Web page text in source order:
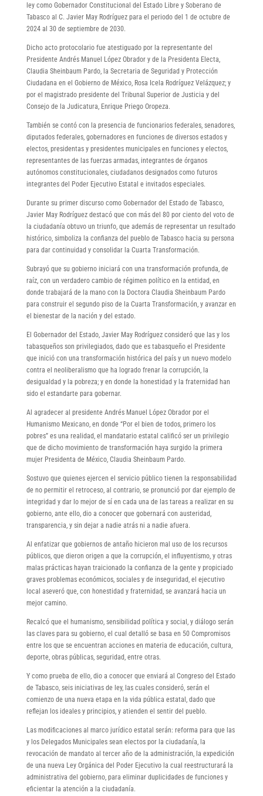
ley como Gobernador Constitucional del Estado Libre y Soberano de
Tabasco al C. Javier May Rodríguez para el periodo del 1 de octubre de
2024 al 30 de septiembre de 2030.
Dicho acto protocolario fue atestiguado por la representante del
Presidente Andrés Manuel López Obrador y de la Presidenta Electa,
Claudia Sheinbaum Pardo, la Secretaria de Seguridad y Protección
Ciudadana en el Gobierno de México, Rosa Icela Rodríguez Velázquez; y
por el magistrado presidente del Tribunal Superior de Justicia y del
Consejo de la Judicatura, Enrique Priego Oropeza.
También se contó con la presencia de funcionarios federales, senadores,
diputados federales, gobernadores en funciones de diversos estados y
electos, presidentas y presidentes municipales en funciones y electos,
representantes de las fuerzas armadas, integrantes de órganos
autónomos constitucionales, ciudadanos designados como futuros
integrantes del Poder Ejecutivo Estatal e invitados especiales.
Durante su primer discurso como Gobernador del Estado de Tabasco,
Javier May Rodríguez destacó que con más del 80 por ciento del voto de
la ciudadanía obtuvo un triunfo, que además de representar un resultado
histórico, simboliza la confianza del pueblo de Tabasco hacia su persona
para dar continuidad y consolidar la Cuarta Transformación.
Subrayó que su gobierno iniciará con una transformación profunda, de
raíz, con un verdadero cambio de régimen político en la entidad, en
donde trabajará de la mano con la Doctora Claudia Sheinbaum Pardo
para construir el segundo piso de la Cuarta Transformación, y avanzar en
el bienestar de la nación y del estado.
El Gobernador del Estado, Javier May Rodríguez consideró que las y los
tabasqueños son privilegiados, dado que es tabasqueño el Presidente
que inició con una transformación histórica del país y un nuevo modelo
contra el neoliberalismo que ha logrado frenar la corrupción, la
desigualdad y la pobreza; y en donde la honestidad y la fraternidad han
sido el estandarte para gobernar.
Al agradecer al presidente Andrés Manuel López Obrador por el
Humanismo Mexicano, en donde “Por el bien de todos, primero los
pobres” es una realidad, el mandatario estatal calificó ser un privilegio
que de dicho movimiento de transformación haya surgido la primera
mujer Presidenta de México, Claudia Sheinbaum Pardo.
Sostuvo que quienes ejercen el servicio público tienen la responsabilidad
de no permitir el retroceso, al contrario, se pronunció por dar ejemplo de
integridad y dar lo mejor de sí en cada una de las tareas a realizar en su
gobierno, ante ello, dio a conocer que gobernará con austeridad,
transparencia, y sin dejar a nadie atrás ni a nadie afuera.
Al enfatizar que gobiernos de antaño hicieron mal uso de los recursos
públicos, que dieron origen a que la corrupción, el influyentismo, y otras
malas prácticas hayan traicionado la confianza de la gente y propiciado
graves problemas económicos, sociales y de inseguridad, el ejecutivo
local aseveró que, con honestidad y fraternidad, se avanzará hacia un
mejor camino.
Recalcó que el humanismo, sensibilidad política y social, y diálogo serán
las claves para su gobierno, el cual detalló se basa en 50 Compromisos
entre los que se encuentran acciones en materia de educación, cultura,
deporte, obras públicas, seguridad, entre otras.
Y como prueba de ello, dio a conocer que enviará al Congreso del Estado
de Tabasco, seis iniciativas de ley, las cuales consideró, serán el
comienzo de una nueva etapa en la vida pública estatal, dado que
reflejan los ideales y principios, y atienden el sentir del pueblo.
Las modificaciones al marco jurídico estatal serán: reforma para que las
y los Delegados Municipales sean electos por la ciudadanía, la
revocación de mandato al tercer año de la administración, la expedición
de una nueva Ley Orgánica del Poder Ejecutivo la cual reestructurará la
administrativa del gobierno, para eliminar duplicidades de funciones y
eficientar la atención a la ciudadanía.